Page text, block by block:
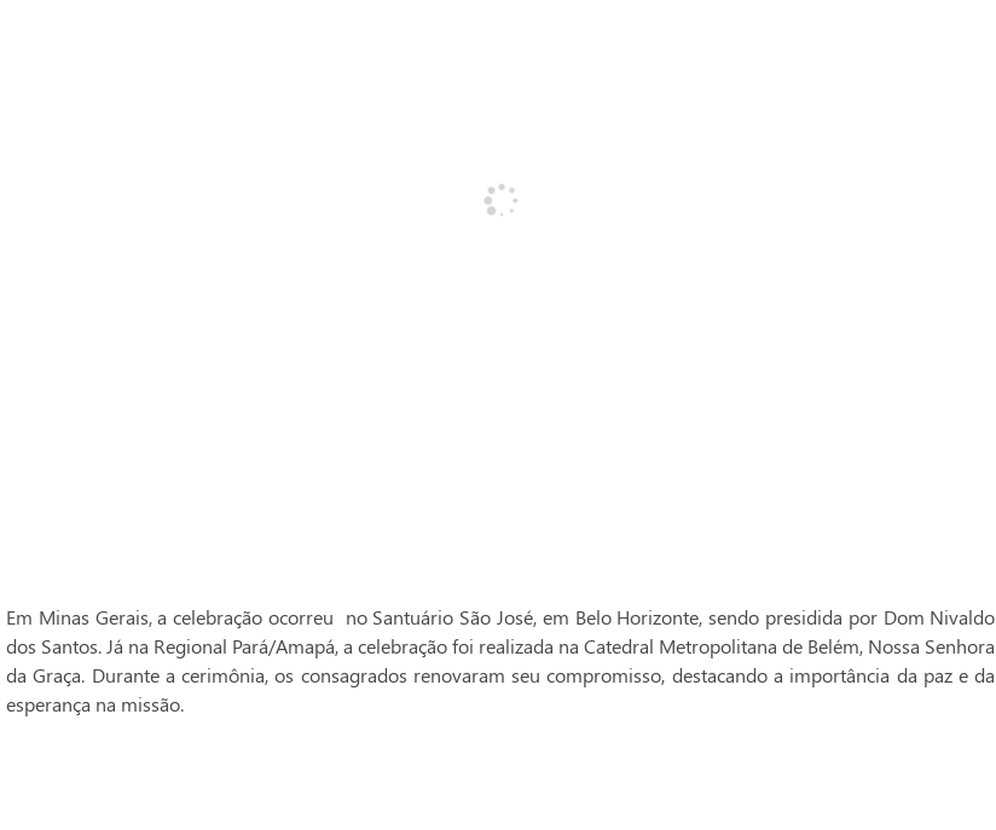
Em Minas Gerais, a celebração ocorreu no Santuário São José, em Belo Horizonte, sendo presidida por Dom Nivaldo
dos Santos. Já na Regional Pará/Amapá, a celebração foi realizada na Catedral Metropolitana de Belém, Nossa Senhora
da Graça. Durante a cerimônia, os consagrados renovaram seu compromisso, destacando a importância da paz e da
esperança na missão.